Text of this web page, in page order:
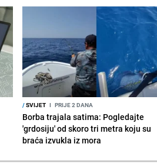
/SVIJET I PRIJE 2 DANA
Borba trajala satima: Pogledajte
'grdosiju' od skoro tri metra koju su
braća izvukla iz mora